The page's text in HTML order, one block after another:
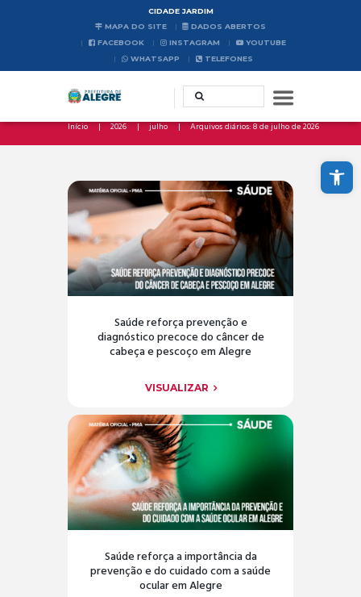
Abrir a barra de ferramentas
CIDADE JARDIM
MAPA DO SITE
DADOS ABERTOS
FACEBOOK
INSTAGRAM
YOUTUBE
WHATSAPP
TELEFONES
Início 2026 julho Arquivos diários: 8 de julho de 2026
Saúde reforça prevenção e
diagnóstico precoce do câncer de
cabeça e pescoço em Alegre
VISUALIZAR
Saúde reforça a importância da
prevenção e do cuidado com a saúde
ocular em Alegre